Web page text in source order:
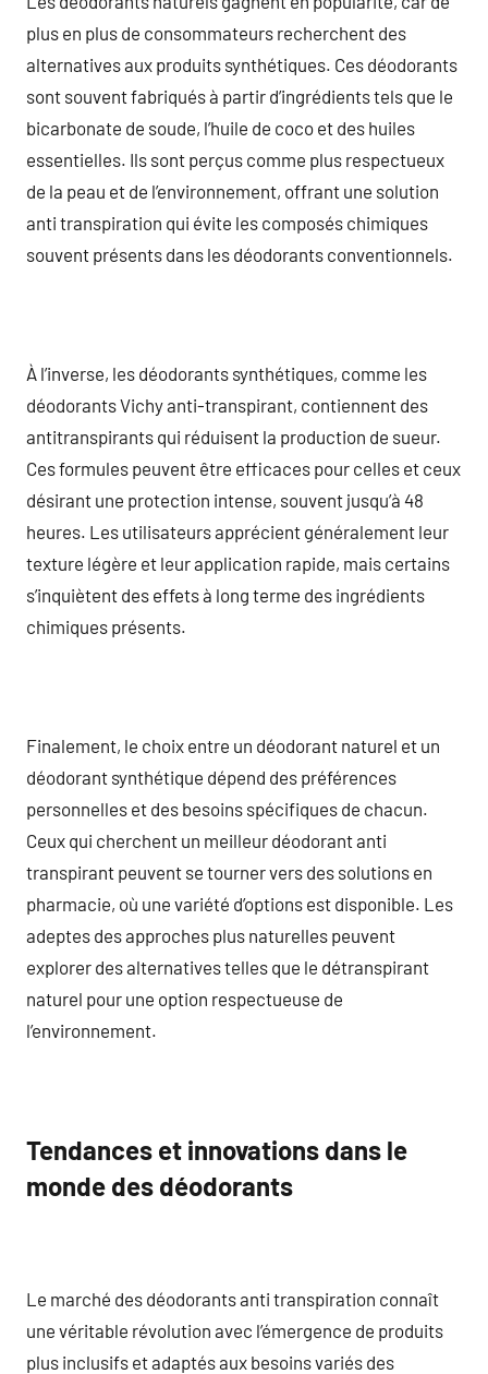
plus en plus de consommateurs recherchent des
alternatives aux produits synthétiques. Ces déodorants
sont souvent fabriqués à partir d’ingrédients tels que le
bicarbonate de soude, l’huile de coco et des huiles
essentielles. Ils sont perçus comme plus respectueux
de la peau et de l’environnement, offrant une solution
anti transpiration qui évite les composés chimiques
souvent présents dans les déodorants conventionnels.
À l’inverse, les déodorants synthétiques, comme les
déodorants Vichy anti-transpirant, contiennent des
antitranspirants qui réduisent la production de sueur.
Ces formules peuvent être efficaces pour celles et ceux
désirant une protection intense, souvent jusqu’à 48
heures. Les utilisateurs apprécient généralement leur
texture légère et leur application rapide, mais certains
s’inquiètent des effets à long terme des ingrédients
chimiques présents.
Finalement, le choix entre un déodorant naturel et un
déodorant synthétique dépend des préférences
personnelles et des besoins spécifiques de chacun.
Ceux qui cherchent un meilleur déodorant anti
transpirant peuvent se tourner vers des solutions en
pharmacie, où une variété d’options est disponible. Les
adeptes des approches plus naturelles peuvent
explorer des alternatives telles que le détranspirant
naturel pour une option respectueuse de
l’environnement.
Tendances et innovations dans le
monde des déodorants
Le marché des déodorants anti transpiration connaît
une véritable révolution avec l’émergence de produits
plus inclusifs et adaptés aux besoins variés des